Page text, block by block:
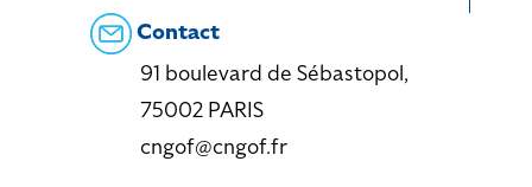
Contact
91 boulevard de Sébastopol,
75002 PARIS
cngof@cngof.fr